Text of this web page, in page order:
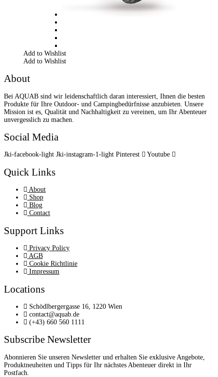
Add to Wishlist
Add to Wishlist
About
Bei AQUAB sind wir leidenschaftlich daran interessiert, Ihnen die besten
Produkte für Ihre Outdoor- und Campingbedürfnisse anzubieten. Unsere
Mission ist es, Qualität und Nachhaltigkeit zu vereinen, um Ihr Abenteuer
unvergesslich zu machen.
Social Media
Jki-facebook-light Jki-instagram-1-light Pinterest Youtube
Quick Links
About
Shop
Blog
Contact
Support Links
Privacy Policy
AGB
Cookie Richtlinie
Impressum
Locations
Schödlbergergasse 16, 1220 Wien
contact@aquab.de
(+43) 660 560 1111
Subscribe Newsletter
Abonnieren Sie unseren Newsletter und erhalten Sie exklusive Angebote,
Produktneuheiten und Tipps für Ihr nächstes Abenteuer direkt in Ihr
Postfach.